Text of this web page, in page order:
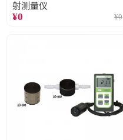
射测量仪
¥0 ¥0